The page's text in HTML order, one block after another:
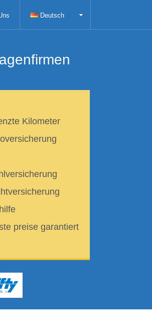
Deutsch
Kilometer
preise garantiert